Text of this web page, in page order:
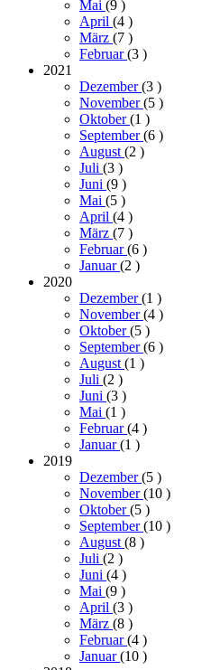
Mai (9 )
April (4 )
März (7 )
Februar(3 )
2021
Dezember(3 )
November(5 )
Oktober(1 )
September(6 )
August(2 )
Juli (3 )
Juni (9 )
Mai (5 )
April (4 )
März (7 )
Februar(6 )
Januar(2 )
2020
Dezember(1 )
November(4 )
Oktober(5 )
September(6 )
August(1 )
Juli (2 )
Juni (3 )
Mai (1 )
Februar(4 )
Januar(1 )
2019
Dezember(5 )
November(10 )
Oktober(5 )
September(10 )
August(8 )
Juli (2 )
Juni (4 )
Mai (9 )
April (3 )
März (8 )
Februar(4 )
Januar(10 )